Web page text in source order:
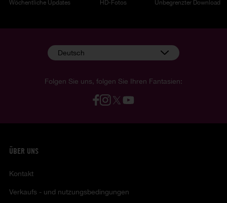
Wöchentliche Updates HD-Fotos Unbegrenzter Download
Folgen Sie uns, folgen Sie Ihren Fantasien:
Deutsch
ÜBER UNS
Kontakt
Verkaufs - und nutzungsbedingungen